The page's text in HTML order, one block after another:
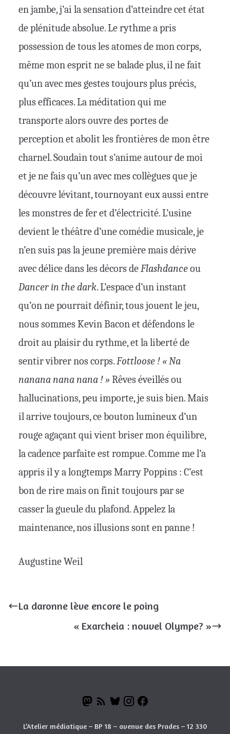
en jambe, j’ai la sensation d’atteindre cet état
de plénitude absolue. Le rythme a pris
possession de tous les atomes de mon corps,
même mon esprit ne se balade plus, il ne fait
qu’un avec mes gestes toujours plus précis,
plus efficaces. La méditation qui me
transporte alors ouvre des portes de
perception et abolit les frontières de mon être
charnel. Soudain tout s’anime autour de moi
et je ne fais qu’un avec mes collègues que je
découvre lévitant, tournoyant eux aussi entre
les monstres de fer et d’électricité. L’usine
devient le théâtre d’une comédie musicale, je
n’en suis pas la jeune première mais dérive
avec délice dans les décors deFlashdanceou
Dancer in the dark. L’espace d’un instant
qu’on ne pourrait définir, tous jouent le jeu,
nous sommes Kevin Bacon et défendons le
droit au plaisir du rythme, et la liberté de
sentir vibrer nos corps.Fottloose ! « Na
nanana nana nana ! » Rêves éveillés ou
hallucinations, peu importe, je suis bien. Mais
il arrive toujours, ce bouton lumineux d’un
rouge agaçant qui vient briser mon équilibre,
la cadence parfaite est rompue. Comme me l’a
appris il y a longtemps Marry Poppins : C’est
bon de rire mais on finit toujours par se
casser la gueule du plafond. Appelez la
maintenance, nos illusions sont en panne !
Augustine Weil
La daronne lève encore le poing
« Exarcheia : nouvel Olympe? »
L’Atelier médiatique – BP 18 – avenue des Prades – 12 330